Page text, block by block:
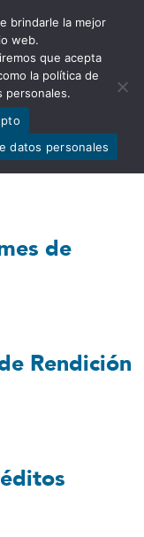
atender la
de
Rendición
brindarle la mejor
web.
que acepta
la política de
personales.
datos personales